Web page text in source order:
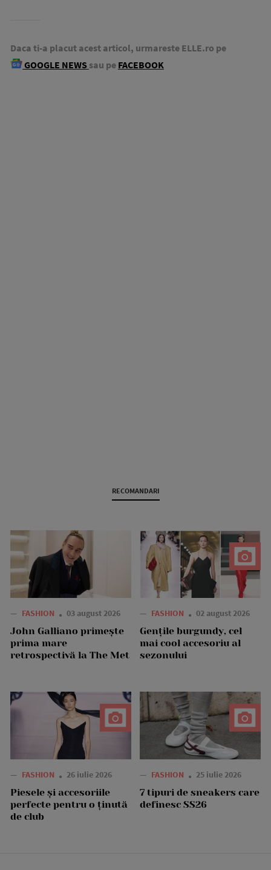
Daca ti-a placut acest articol, urmareste ELLE.ro pe
GOOGLE NEWS sau pe FACEBOOK
RECOMANDARI
— FASHION 03 august 2026
John Galliano primește
prima mare
retrospectivă la The Met
— FASHION 02 august 2026
Gențile burgundy, cel
mai cool accesoriu al
sezonului
— FASHION 26 iulie 2026
Piesele și accesoriile
perfecte pentru o ținută
de club
— FASHION 25 iulie 2026
7 tipuri de sneakers care
definesc SS26